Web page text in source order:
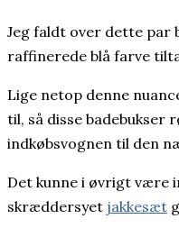
Jeg faldt over dette par
raffinerede blå farve
Lige netop denne
til, så disse badebukser
indkøbsvognen til den
Det kunne i øvrigt være
skræddersyet jakkesæt